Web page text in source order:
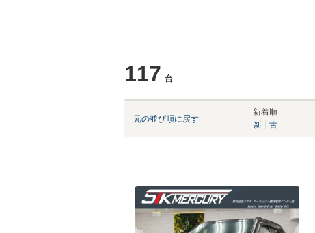
117 台
元の並び順に戻す
新着順
新
古